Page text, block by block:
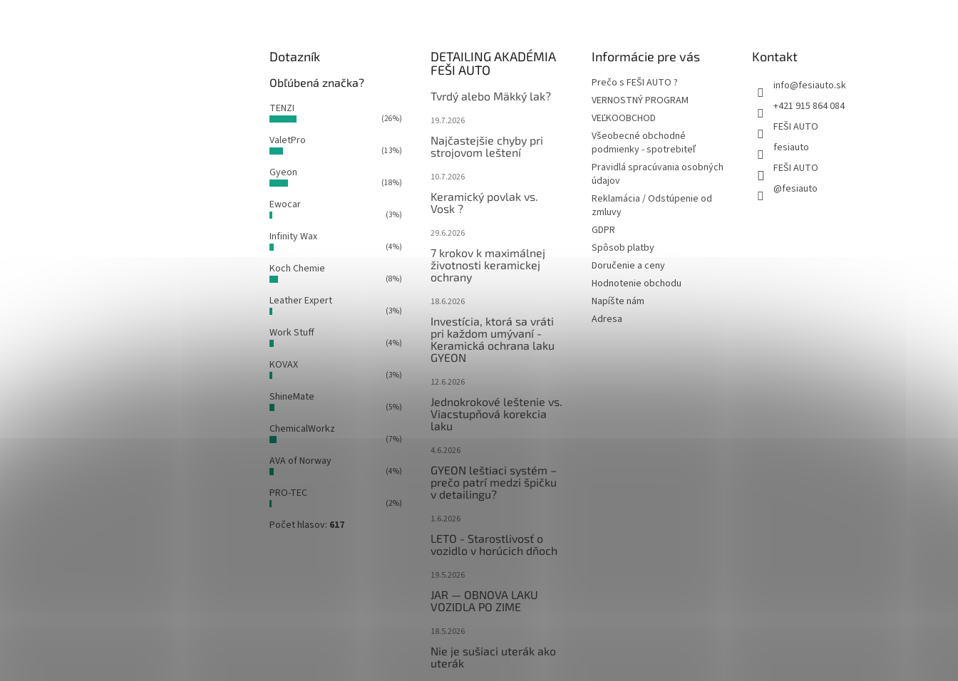
Dotazník
Obľúbená značka?
TENZI
(26%)
ValetPro
(13%)
Gyeon
(18%)
Ewocar
(3%)
Infinity Wax
(4%)
Koch Chemie
(8%)
Leather Expert
(3%)
Work Stuff
(4%)
KOVAX
(3%)
ShineMate
(5%)
ChemicalWorkz
(7%)
AVA of Norway
(4%)
PRO-TEC
(2%)
Počet hlasov: 617
DETAILING AKADÉMIA
FEŠI AUTO
Tvrdý alebo Mäkký lak?
19.7.2026
Najčastejšie chyby pri
strojovom leštení
10.7.2026
Keramický povlak vs.
Vosk ?
29.6.2026
7 krokov k maximálnej
životnosti keramickej
ochrany
18.6.2026
Investícia, ktorá sa vráti
pri každom umývaní -
Keramická ochrana laku
GYEON
12.6.2026
Jednokrokové leštenie vs.
Viacstupňová korekcia
laku
4.6.2026
GYEON leštiaci systém –
prečo patrí medzi špičku
v detailingu?
1.6.2026
LETO - Starostlivosť o
vozidlo v horúcich dňoch
19.5.2026
JAR — OBNOVA LAKU
VOZIDLA PO ZIME
18.5.2026
Nie je sušiaci uterák ako
uterák
Informácie pre vás
Prečo s FEŠI AUTO ?
VERNOSTNÝ PROGRAM
VEĽKOOBCHOD
Všeobecné obchodné
podmienky - spotrebiteľ
Pravidlá spracúvania osobných
údajov
Reklamácia / Odstúpenie od
zmluvy
GDPR
Spôsob platby
Doručenie a ceny
Hodnotenie obchodu
Napíšte nám
Adresa
Kontakt
info@fesiauto.sk
+421 915 864 084
FEŠI AUTO
fesiauto
FEŠI AUTO
@fesiauto